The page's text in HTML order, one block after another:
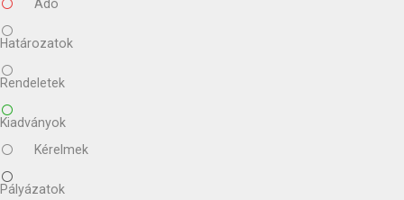
Adó
Határozatok
Rendeletek
Kiadványok
Kérelmek
Pályázatok